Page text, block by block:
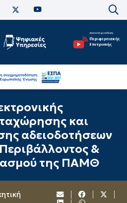
και
αδειοδοτήσεων
&
της ΠΑΜΘ